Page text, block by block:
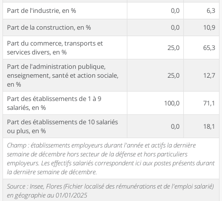
Part de l'industrie, en % 0,0
6,3
Part de la construction, en %
0,0
10,9
Part du commerce, transports et
services divers, en %
25,0 65,3
Part de l'administration publique,
enseignement, santé et action sociale,
en %
25,0 12,7
Part des établissements de 1 à 9
salariés, en %
100,0 71,1
Part des établissements de 10 salariés
ou plus, en %
0,0 18,1
Champ : établissements employeurs durant l'année et actifs la dernière
semaine de décembre hors secteur de la défense et hors particuliers
employeurs. Les effectifs salariés correspondent ici aux postes présents durant
la dernière semaine de décembre.
Source : Insee, Flores (Fichier localisé des rémunérations et de l'emploi salarié)
en géographie au 01/01/2025